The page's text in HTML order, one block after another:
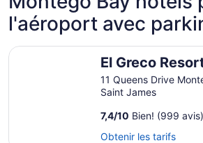
l'aéroport avec
El Greco
11 Queens Drive
Saint James
7,4/10 Bien! (999 avis)
Obtenir les tarifs
El Greco Resort